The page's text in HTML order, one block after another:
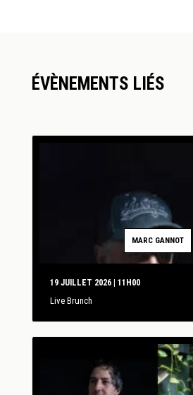
ÉVÈNEMENTS LIÉS
MARC GANNOT
19 JUILLET 2026 | 11H00
Live Brunch